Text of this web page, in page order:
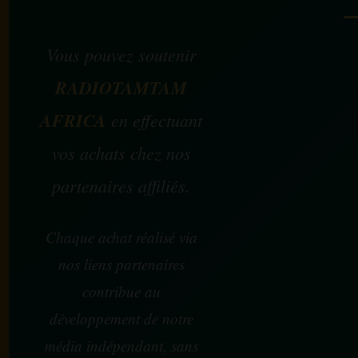
Vous pouvez soutenir
RADIOTAMTAM
AFRICA en effectuant
vos achats chez nos
partenaires affiliés.
Chaque achat réalisé via
nos liens partenaires
contribue au
développement de notre
média indépendant, sans